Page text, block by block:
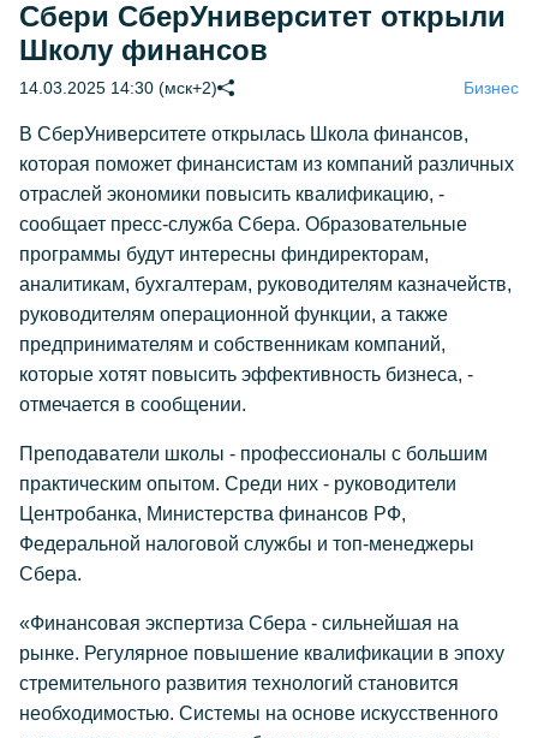
Сбери СберУниверситет открыли
Школу финансов
14.03.2025 14:30 (мск+2) Бизнес
В СберУниверситете открылась Школа финансов,
которая поможет финансистам из компаний различных
отраслей экономики повысить квалификацию, -
сообщает пресс-служба Сбера. Образовательные
программы будут интересны финдиректорам,
аналитикам, бухгалтерам, руководителям казначейств,
руководителям операционной функции, а также
предпринимателям и собственникам компаний,
которые хотят повысить эффективность бизнеса, -
отмечается в сообщении.
Преподаватели школы - профессионалы с большим
практическим опытом. Среди них - руководители
Центробанка, Министерства финансов РФ,
Федеральной налоговой службы и топ-менеджеры
Сбера.
«Финансовая экспертиза Сбера - сильнейшая на
рынке. Регулярное повышение квалификации в эпоху
стремительного развития технологий становится
необходимостью. Системы на основе искусственного